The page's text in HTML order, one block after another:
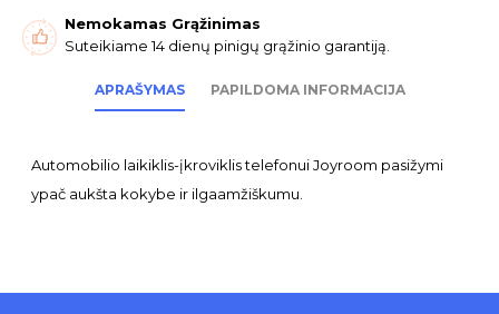
Nemokamas Grąžinimas
Suteikiame 14 dienų pinigų grąžinio garantiją.
APRAŠYMAS PAPILDOMA INFORMACIJA
Automobilio laikiklis-įkroviklis telefonui Joyroom pasižymi
ypač aukšta kokybe ir ilgaamžiškumu.